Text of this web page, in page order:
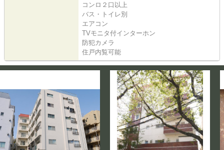
コンロ２口以上
バス・トイレ別
エアコン
TVモニタ付インターホン
防犯カメラ
住戸内覧可能